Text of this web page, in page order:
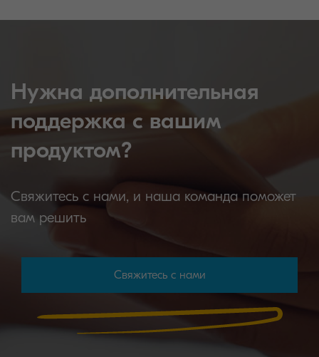
Нужна дополнительная
поддержка с вашим
продуктом?
Свяжитесь с нами, и наша команда поможет
вам решить
Свяжитесь с нами